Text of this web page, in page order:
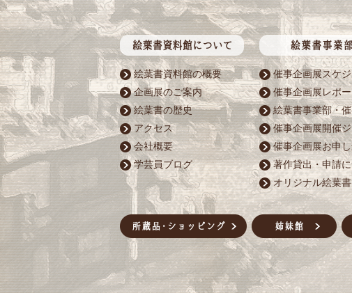
絵葉書資料館の概要
企画展のご案内
絵葉書の歴史
アクセス
会社概要
学芸員ブログ
催事企画展スケ
催事企画展レポ
絵葉書事業部・
催事企画展開催
催事企画展お申
著作貸出・申請
オリジナル絵葉